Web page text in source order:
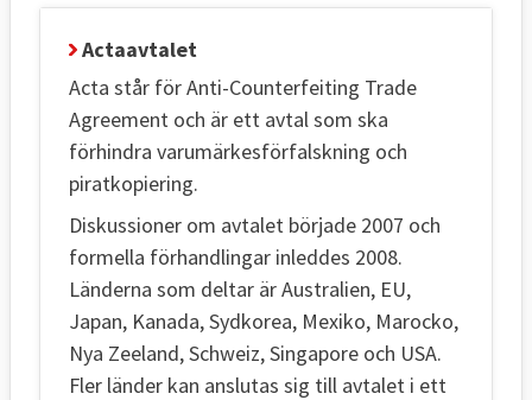
Actaavtalet
Acta står för Anti-Counterfeiting Trade
Agreement och är ett avtal som ska
förhindra varumärkesförfalskning och
piratkopiering.
Diskussioner om avtalet började 2007 och
formella förhandlingar inleddes 2008.
Länderna som deltar är Australien, EU,
Japan, Kanada, Sydkorea, Mexiko, Marocko,
Nya Zeeland, Schweiz, Singapore och USA.
Fler länder kan anslutas sig till avtalet i ett